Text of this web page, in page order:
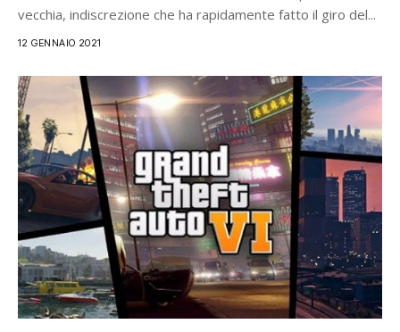
vecchia, indiscrezione che ha rapidamente fatto il giro del...
12 GENNAIO 2021